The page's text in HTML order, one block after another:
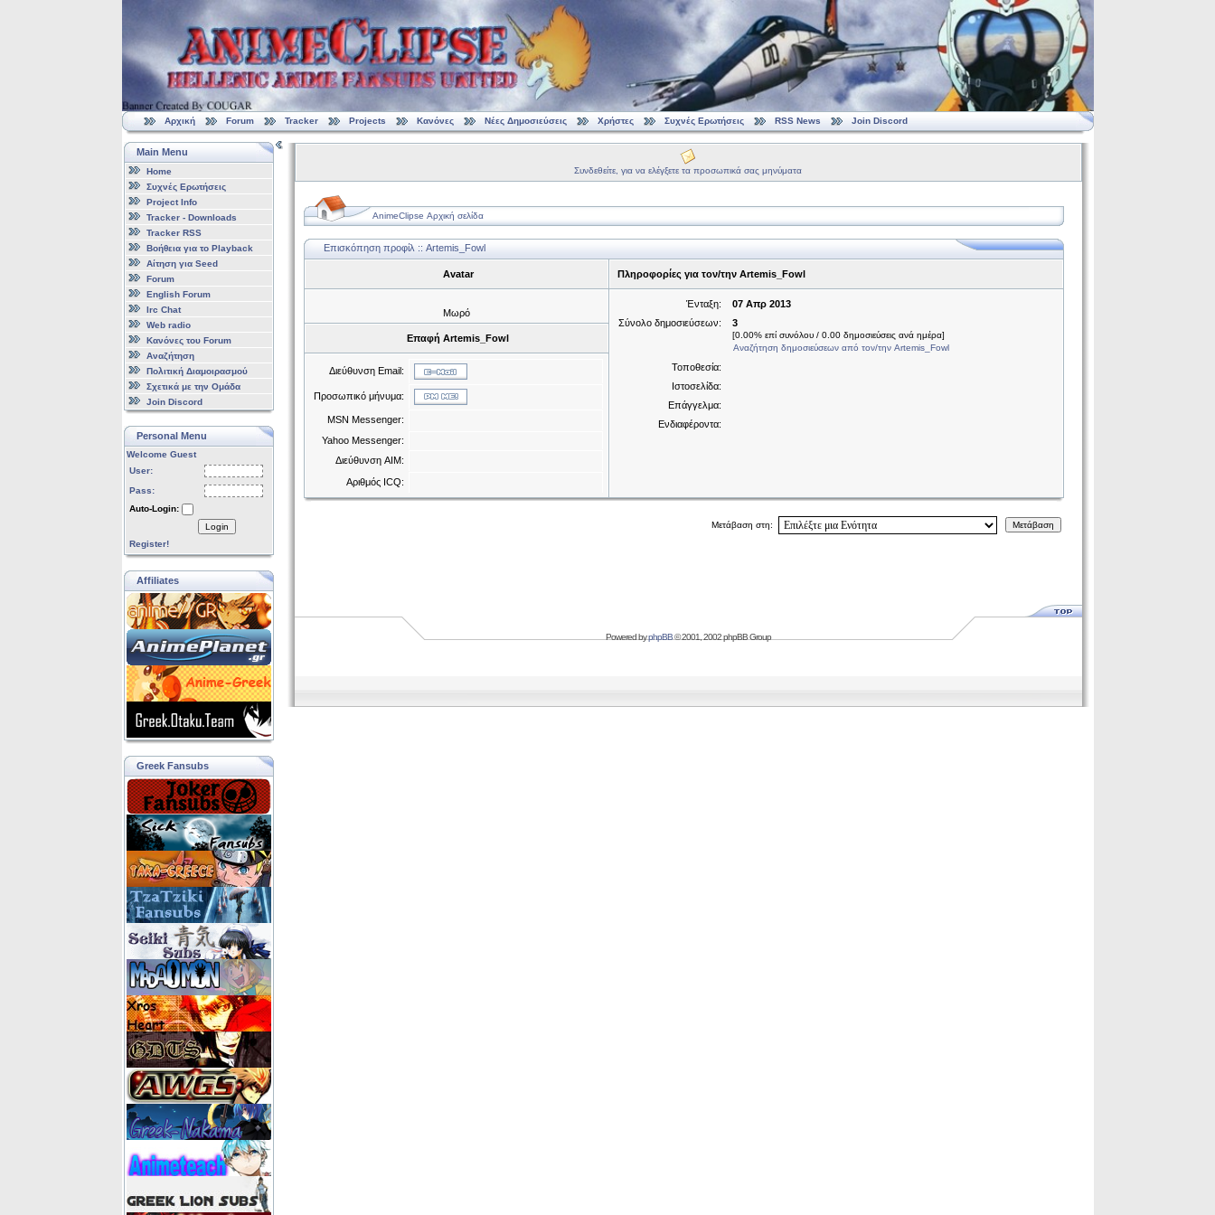
Αρχική Forum Tracker Projects Κανόνες Νέες Δημοσιεύσεις Χρήστες Συχνές Ερωτήσεις RSS News Join Discord
Main Menu
Home
Συχνές Ερωτήσεις
Project Info
Tracker - Downloads
Tracker RSS
Βοήθεια για το Playback
Αίτηση για Seed
Forum
English Forum
Irc Chat
Web radio
Κανόνες του Forum
Αναζήτηση
Πολιτική Διαμοιρασμού
Σχετικά με την Ομάδα
Join Discord
Personal Menu
Welcome Guest
User:
Pass:
Auto-Login:
Login
Register!
Affiliates
Greek Fansubs
Συνδεθείτε, για να ελέγξετε τα προσωπικά σας μηνύματα
AnimeClipse Αρχική σελίδα
Επισκόπηση προφίλ :: Artemis_Fowl
Avatar Πληροφορίες για τον/την Artemis_Fowl
Μωρό
Ένταξη:
07 Απρ 2013
Σύνολο δημοσιεύσεων:
3
[0.00% επί συνόλου / 0.00 δημοσιεύσεις ανά ημέρα]
Αναζήτηση δημοσιεύσεων από τον/την Artemis_Fowl
Τοποθεσία:
Ιστοσελίδα:
Επάγγελμα:
Ενδιαφέροντα:
Επαφή Artemis_Fowl
Διεύθυνση Email:
Προσωπικό μήνυμα:
MSN Messenger:
Yahoo Messenger:
Διεύθυνση AIM:
Αριθμός ICQ:
Μετάβαση στη: Μετάβαση
Powered byphpBB© 2001, 2002 phpBB Group